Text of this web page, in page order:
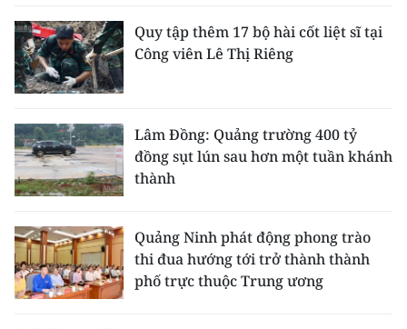
Quy tập thêm 17 bộ hài cốt liệt sĩ tại
Công viên Lê Thị Riêng
Lâm Đồng: Quảng trường 400 tỷ
đồng sụt lún sau hơn một tuần khánh
thành
Quảng Ninh phát động phong trào
thi đua hướng tới trở thành thành
phố trực thuộc Trung ương